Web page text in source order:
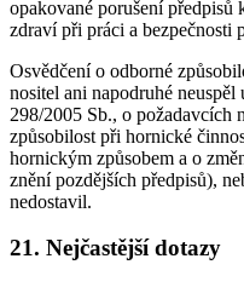
opakované porušení předpisů
zdraví při práci a bezpečnosti
Osvědčení o odborné
nositel ani napodruhé
298/2005 Sb., o požadavcích
způsobilost při hornické
hornickým způsobem a o
znění pozdějších předpisů),
nedostavil.
21. Nejčastější dotazy